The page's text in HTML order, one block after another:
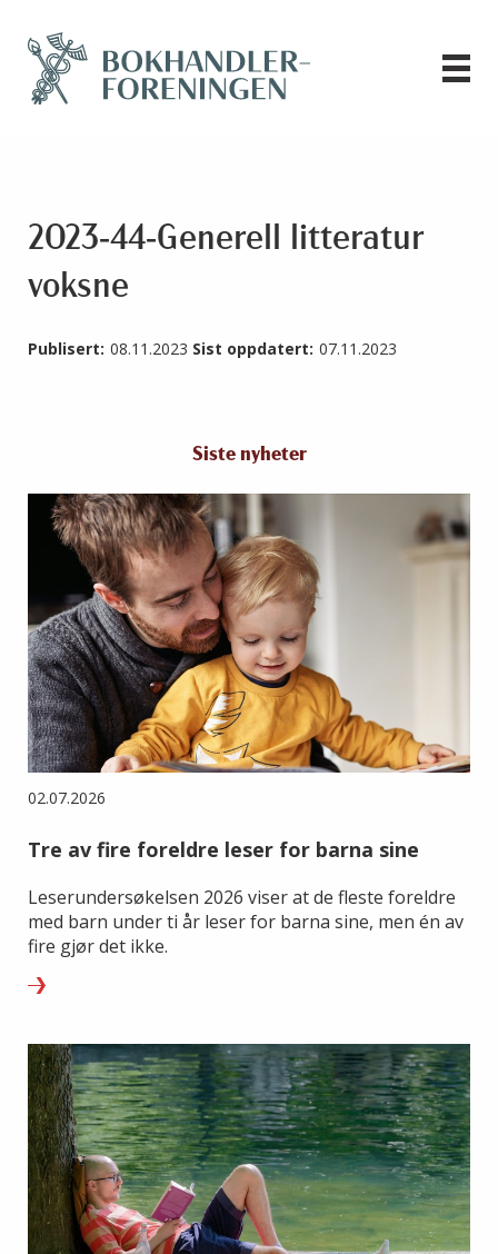
2023-44-Generell litteratur
voksne
Publisert: 08.11.2023 Sist oppdatert: 07.11.2023
Siste nyheter
02.07.2026
Tre av fire foreldre leser for barna sine
Leserundersøkelsen 2026 viser at de fleste foreldre
med barn under ti år leser for barna sine, men én av
fire gjør det ikke.